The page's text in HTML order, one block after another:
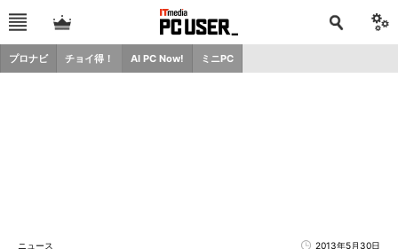
プロナビ チョイ得！ AI PC Now! ミニPC
ニュース 2013年5月30日